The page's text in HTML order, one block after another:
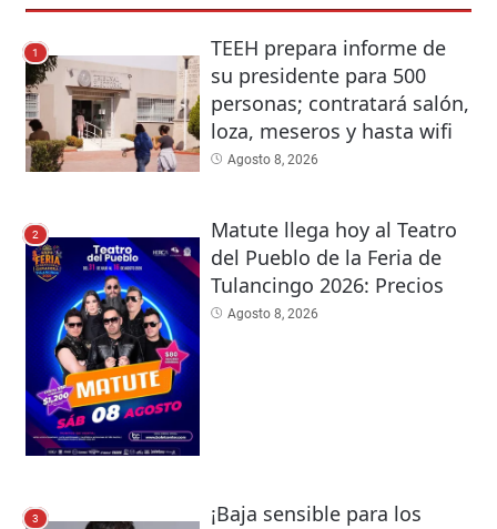
1
TEEH prepara informe de
su presidente para 500
personas; contratará salón,
loza, meseros y hasta wifi
Agosto 8, 2026
2
Matute llega hoy al Teatro
del Pueblo de la Feria de
Tulancingo 2026: Precios
Agosto 8, 2026
3
¡Baja sensible para los